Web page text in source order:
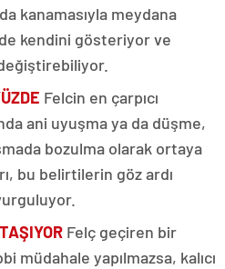
kanamasıyla meydana
kendini gösteriyor ve
Felcin en çarpıcı
ani uyuşma ya da düşme,
bozulma olarak ortaya
bu belirtilerin göz ardı
Felç geçiren bir
müdahale yapılmazsa, kalıcı